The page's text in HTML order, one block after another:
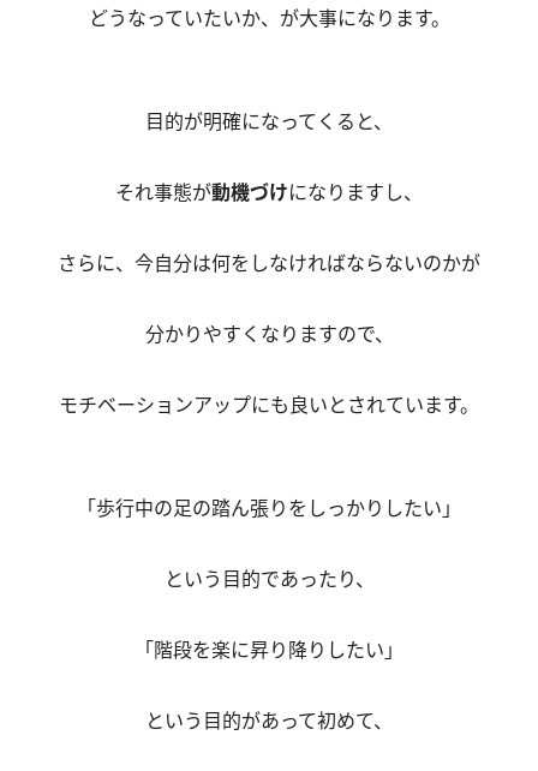
どうなっていたいか、が大事になります。
目的が明確になってくると、
それ事態が動機づけになりますし、
さらに、今自分は何をしなければならないのかが
分かりやすくなりますので、
モチベーションアップにも良いとされています。
「歩行中の足の踏ん張りをしっかりしたい」
という目的であったり、
「階段を楽に昇り降りしたい」
という目的があって初めて、